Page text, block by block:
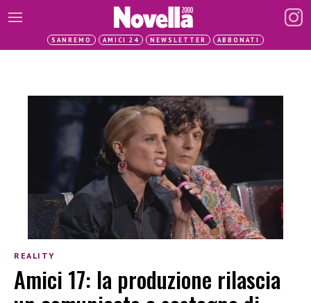
SANREMO AMICI 24 NEWSLETTER ABBONATI
REALITY
Amici 17: la produzione rilascia